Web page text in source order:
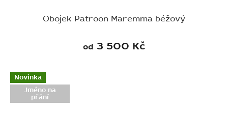
Obojek Patroon Maremma béžový
od 3 500 Kč
Novinka
Jméno na
přání